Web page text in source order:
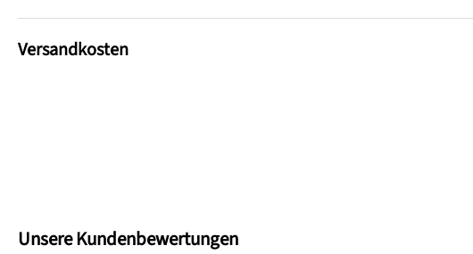
Versandkosten
Unsere Kundenbewertungen